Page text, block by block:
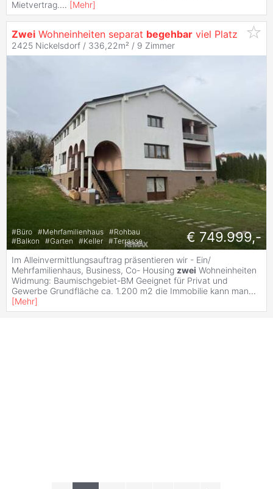
Mietvertrag.... [Mehr]
Zwei Wohneinheiten separat begehbar viel Platz
2425 Nickelsdorf / 336,22m² / 9 Zimmer
#Büro #Mehrfamilienhaus #Rohbau
#Balkon #Garten #Keller #Terrasse € 749.999,-
Im Alleinvermittlungsauftrag präsentieren wir - Ein/
Mehrfamilienhaus, Business, Co- Housing zwei Wohneinheiten
Widmung: Baumischgebiet-BM Geeignet für Privat und
Gewerbe Grundfläche ca. 1.200 m2 die Immobilie kann man...
[Mehr]